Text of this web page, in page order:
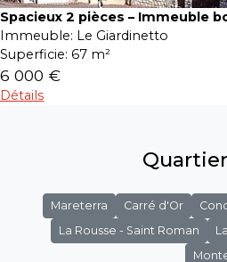
Spacieux 2 pièces – Immeuble
Immeuble: Le Giardinetto
Superficie: 67 m²
6 000 €
Détails
Mareterra Carré d'Or
La Rousse - Saint Roman